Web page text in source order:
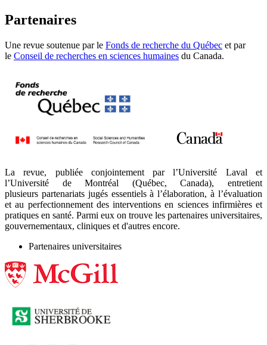
Partenaires
Une revue soutenue par le Fonds de recherche du Québec et par
le Conseil de recherches en sciences humaines du Canada.
La revue, publiée conjointement par l’Université Laval et
l’Université de Montréal (Québec, Canada), entretient
plusieurs partenariats jugés essentiels à l’élaboration, à l’évaluation
et au perfectionnement des interventions en sciences infirmières et
pratiques en santé. Parmi eux on trouve les partenaires universitaires,
gouvernementaux, cliniques et d'autres encore.
Partenaires universitaires